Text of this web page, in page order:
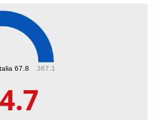
67.8 367.1